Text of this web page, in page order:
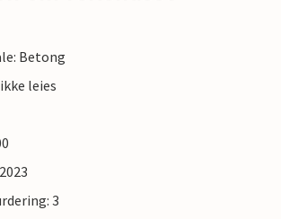
Betong
leies
3